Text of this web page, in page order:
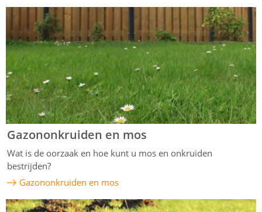
Gazononkruiden en mos
Wat is de oorzaak en hoe kunt u mos en onkruiden
bestrijden?
Gazononkruiden en mos